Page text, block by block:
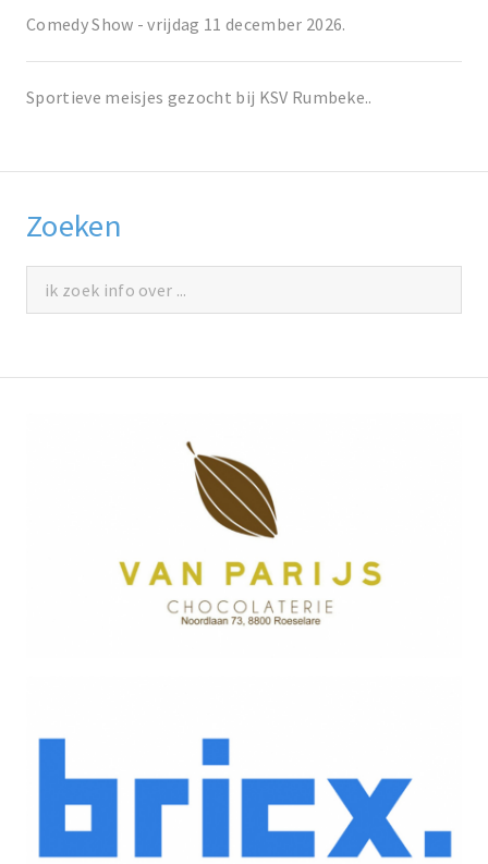
Comedy Show - vrijdag 11 december 2026.
Sportieve meisjes gezocht bij KSV Rumbeke..
Zoeken